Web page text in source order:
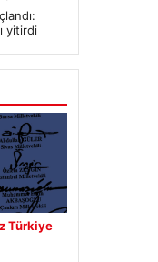
yitirdi
Türkiye